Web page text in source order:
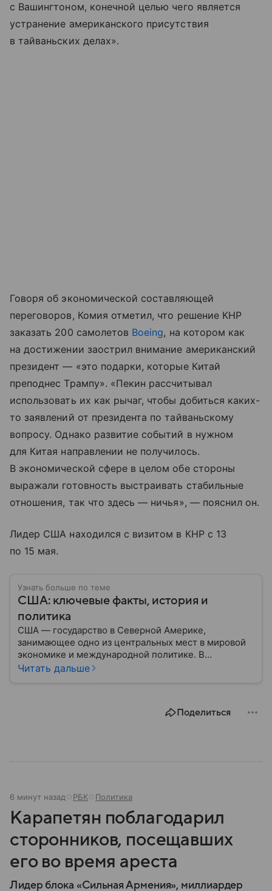
с Вашингтоном, конечной целью чего является
устранение американского присутствия
в тайваньских делах».
Говоря об экономической составляющей
переговоров, Комия отметил, что решение КНР
заказать 200 самолетов Boeing, на котором как
на достижении заострил внимание американский
президент — «это подарки, которые Китай
преподнес Трампу». «Пекин рассчитывал
использовать их как рычаг, чтобы добиться каких-
то заявлений от президента по тайваньскому
вопросу. Однако развитие событий в нужном
для Китая направлении не получилось.
В экономической сфере в целом обе стороны
выражали готовность выстраивать стабильные
отношения, так что здесь — ничья», — пояснил он.
Лидер США находился с визитом в КНР с 13
по 15 мая.
Узнать больше по теме
США: ключевые факты, история и
политика
США — государство в Северной Америке,
занимающее одно из центральных мест в мировой
экономике и международной политике. В
материале — основные сведения об этой стране.
Читать дальше
Поделиться
6 минут назад РБК Политика
Карапетян поблагодарил
сторонников, посещавших
его во время ареста
Лидер блока «Сильная Армения», миллиардер